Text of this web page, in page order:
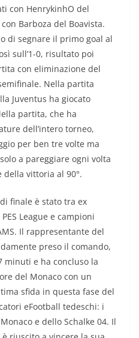
con HenrykinhO del
Barboza del Boavista.
di segnare il primo goal al
sull’1-0, risultato poi
con eliminazione del
Nella partita
Juventus ha giocato
partita, che ha
dell’intero torneo,
per ben tre volte ma
a pareggiare ogni volta
della vittoria al 90°.
finale è stato tra ex
League e campioni
Il rappresentante del
preso il comando,
minuti e ha concluso la
del Monaco con un
sfida in questa fase del
eFootball tedeschi: i
e dello Schalke 04. Il